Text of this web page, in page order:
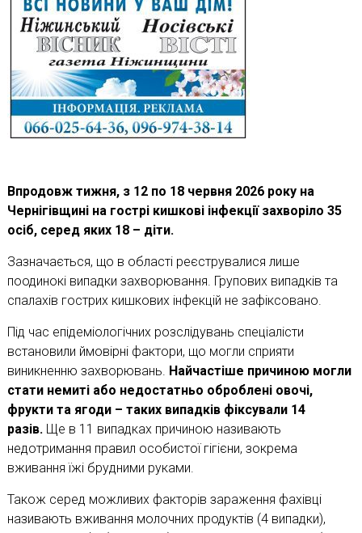
Впродовж тижня, з 12 по 18 червня 2026 року на
Чернігівщині на гострі кишкові інфекції захворіло 35
осіб, серед яких 18 – діти.
Зазначається, що в області реєструвалися лише
поодинокі випадки захворювання. Групових випадків та
спалахів гострих кишкових інфекцій не зафіксовано.
Під час епідеміологічних розслідувань спеціалісти
встановили ймовірні фактори, що могли сприяти
виникненню захворювань. Найчастіше причиною могли
стати немиті або недостатньо оброблені овочі,
фрукти та ягоди – таких випадків фіксували 14
разів. Ще в 11 випадках причиною називають
недотримання правил особистої гігієни, зокрема
вживання їжі брудними руками.
Також серед можливих факторів зараження фахівці
називають вживання молочних продуктів (4 випадки),